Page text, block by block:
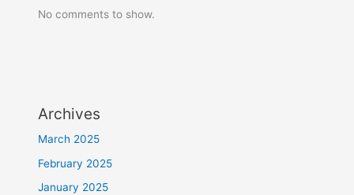
No comments to show.
Archives
March 2025
February 2025
January 2025